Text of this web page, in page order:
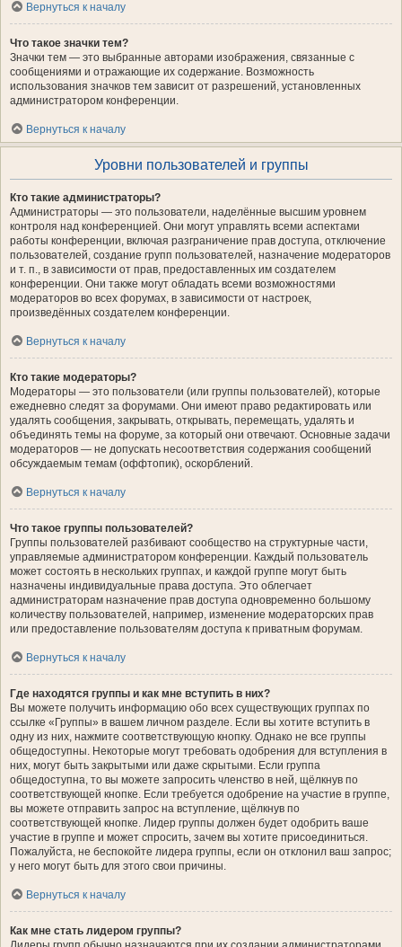
Вернуться к началу
Что такое значки тем?
Значки тем — это выбранные авторами изображения, связанные с
сообщениями и отражающие их содержание. Возможность
использования значков тем зависит от разрешений, установленных
администратором конференции.
Вернуться к началу
Уровни пользователей и группы
Кто такие администраторы?
Администраторы — это пользователи, наделённые высшим уровнем
контроля над конференцией. Они могут управлять всеми аспектами
работы конференции, включая разграничение прав доступа, отключение
пользователей, создание групп пользователей, назначение модераторов
и т. п., в зависимости от прав, предоставленных им создателем
конференции. Они также могут обладать всеми возможностями
модераторов во всех форумах, в зависимости от настроек,
произведённых создателем конференции.
Вернуться к началу
Кто такие модераторы?
Модераторы — это пользователи (или группы пользователей), которые
ежедневно следят за форумами. Они имеют право редактировать или
удалять сообщения, закрывать, открывать, перемещать, удалять и
объединять темы на форуме, за который они отвечают. Основные задачи
модераторов — не допускать несоответствия содержания сообщений
обсуждаемым темам (оффтопик), оскорблений.
Вернуться к началу
Что такое группы пользователей?
Группы пользователей разбивают сообщество на структурные части,
управляемые администратором конференции. Каждый пользователь
может состоять в нескольких группах, и каждой группе могут быть
назначены индивидуальные права доступа. Это облегчает
администраторам назначение прав доступа одновременно большому
количеству пользователей, например, изменение модераторских прав
или предоставление пользователям доступа к приватным форумам.
Вернуться к началу
Где находятся группы и как мне вступить в них?
Вы можете получить информацию обо всех существующих группах по
ссылке «Группы» в вашем личном разделе. Если вы хотите вступить в
одну из них, нажмите соответствующую кнопку. Однако не все группы
общедоступны. Некоторые могут требовать одобрения для вступления в
них, могут быть закрытыми или даже скрытыми. Если группа
общедоступна, то вы можете запросить членство в ней, щёлкнув по
соответствующей кнопке. Если требуется одобрение на участие в группе,
вы можете отправить запрос на вступление, щёлкнув по
соответствующей кнопке. Лидер группы должен будет одобрить ваше
участие в группе и может спросить, зачем вы хотите присоединиться.
Пожалуйста, не беспокойте лидера группы, если он отклонил ваш запрос;
у него могут быть для этого свои причины.
Вернуться к началу
Как мне стать лидером группы?